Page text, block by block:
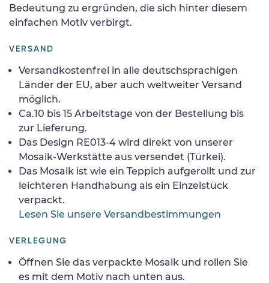
Bedeutung zu ergründen, die sich hinter diesem
einfachen Motiv verbirgt.
VERSAND
Versandkostenfrei in alle deutschsprachigen
Länder der EU, aber auch weltweiter Versand
möglich.
Ca.10 bis 15 Arbeitstage von der Bestellung bis
zur Lieferung.
Das Design RE013-4 wird direkt von unserer
Mosaik-Werkstätte aus versendet (Türkei).
Das Mosaik ist wie ein Teppich aufgerollt und zur
leichteren Handhabung als ein Einzelstück
verpackt.
Lesen Sie unsere Versandbestimmungen
VERLEGUNG
Öffnen Sie das verpackte Mosaik und rollen Sie
es mit dem Motiv nach unten aus.